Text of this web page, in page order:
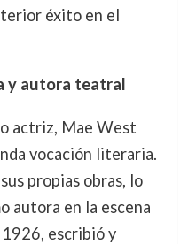
éxito en el
y autora teatral
actriz, Mae West
vocación literaria.
propias obras, lo
autora en la escena
escribió y